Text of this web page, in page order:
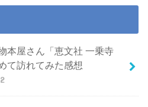
本屋さん「恵文社 一乗寺
て訪れてみた感想